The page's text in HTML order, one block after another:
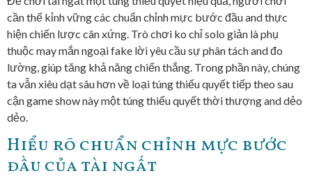
cần thế kỉnh vững các chuẩn chỉnh mực bước đầu and thực
hiện chiến lược cân xứng. Trò chơi ko chỉ solo giản là phụ
thuộc may mắn ngoại fake lời yêu cầu sự phân tách and đo
lường, giúp tăng khả năng chiến thắng. Trong phần này, chúng
ta vẫn xiêu dạt sâu hơn về loại túng thiếu quyết tiếp theo sau
cận game show này một túng thiếu quyết thời thượng and dẻo
dẻo.
Hiểu rõ chuẩn chỉnh mực bước
đầu của tài ngất